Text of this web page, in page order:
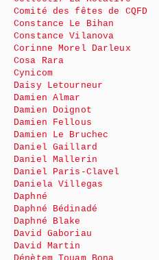
Comité des fêtes de CQFD
Constance Le Bihan
Constance Vilanova
Corinne Morel Darleux
Cosa Rara
Cynicom
Daisy Letourneur
Damien Almar
Damien Doignot
Damien Fellous
Damien Le Bruchec
Daniel Gaillard
Daniel Mallerin
Daniel Paris-Clavel
Daniela Villegas
Daphné
Daphné Bédinadé
Daphné Blake
David Gaboriau
David Martin